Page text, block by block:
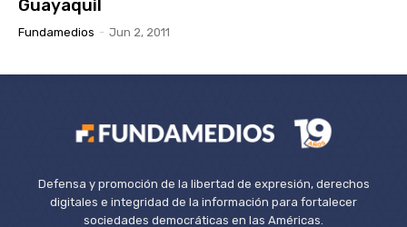
Guayaquil
Fundamedios - Jun 2, 2011
Defensa y promoción de la libertad de expresión, derechos
digitales e integridad de la información para fortalecer
sociedades democráticas en las Américas.